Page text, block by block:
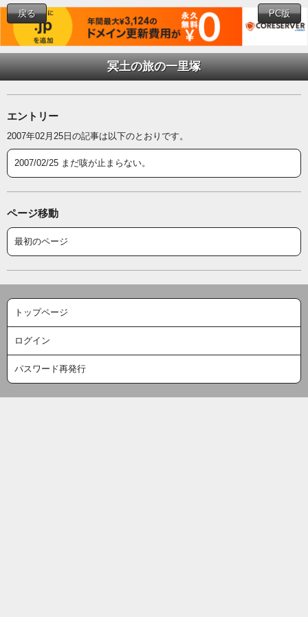
冥土の旅の一里塚
戻る PC版
エントリー
2007年02月25日の記事は以下のとおりです。
2007/02/25 まだ咳が止まらない。
ページ移動
最初のページ
トップページ
ログイン
パスワード再発行